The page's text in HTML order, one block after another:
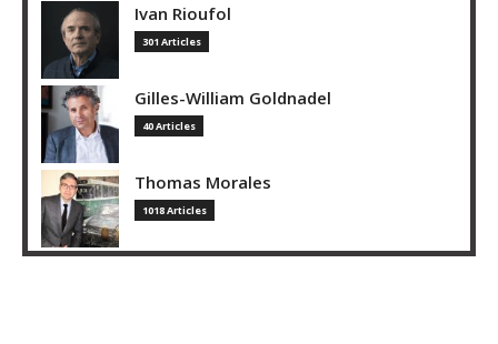
Ivan Rioufol
301 Articles
Gilles-William Goldnadel
40 Articles
Thomas Morales
1018 Articles